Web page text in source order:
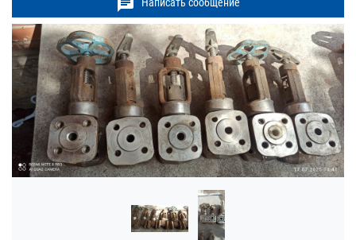
Написать сообщение